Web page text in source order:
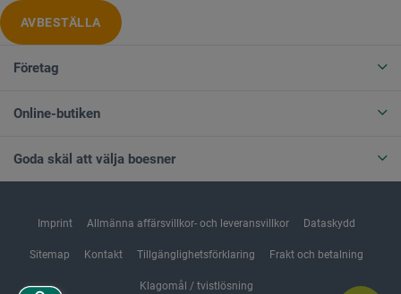
AVBESTÄLLA
Företag
Online-butiken
Goda skäl att välja boesner
Imprint Allmänna affärsvillkor- och leveransvillkor Dataskydd
Sitemap Kontakt Tillgänglighetsförklaring Frakt och betalning
Klagomål / tvistlösning